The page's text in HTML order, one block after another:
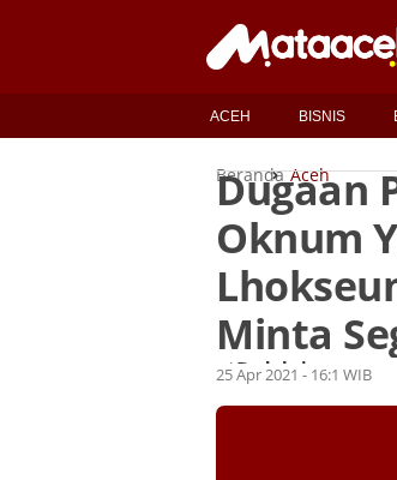
ACEH BISNIS
Beranda Aceh
Dugaan
Oknum
Minta
OlehRedaksi
25 Apr 2021 - 16:1 WIB